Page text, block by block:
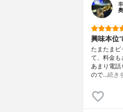
興味本位
たまたまビ
て、料金も
あまり電話
ので…続き